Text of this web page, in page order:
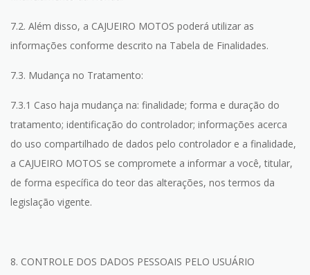
7.2. Além disso, a CAJUEIRO MOTOS poderá utilizar as
informações conforme descrito na Tabela de Finalidades.
7.3. Mudança no Tratamento:
7.3.1 Caso haja mudança na: finalidade; forma e duração do
tratamento; identificação do controlador; informações acerca
do uso compartilhado de dados pelo controlador e a finalidade,
a CAJUEIRO MOTOS se compromete a informar a você, titular,
de forma específica do teor das alterações, nos termos da
legislação vigente.
8. CONTROLE DOS DADOS PESSOAIS PELO USUÁRIO